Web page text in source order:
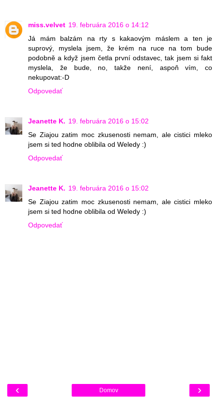
miss.velvet 19. februára 2016 o 14:12
Já mám balzám na rty s kakaovým máslem a ten je
suprový, myslela jsem, že krém na ruce na tom bude
podobně a když jsem četla první odstavec, tak jsem si fakt
myslela, že bude, no, takže není, aspoň vím, co
nekupovat:-D
Odpovedať
Jeanette K. 19. februára 2016 o 15:02
Se Ziajou zatim moc zkusenosti nemam, ale cistici mleko
jsem si ted hodne oblibila od Weledy :)
Odpovedať
Jeanette K. 19. februára 2016 o 15:02
Se Ziajou zatim moc zkusenosti nemam, ale cistici mleko
jsem si ted hodne oblibila od Weledy :)
Odpovedať
‹ ›
Domov